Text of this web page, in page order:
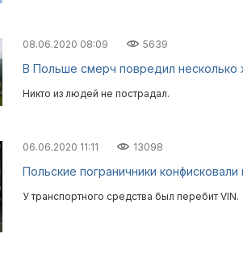
08.06.2020 08:09 5639
В Польше смерч повредил
Никто из людей не пострадал.
06.06.2020 11:11 13098
Польские пограничники
У транспортного средства был перебит VIN.